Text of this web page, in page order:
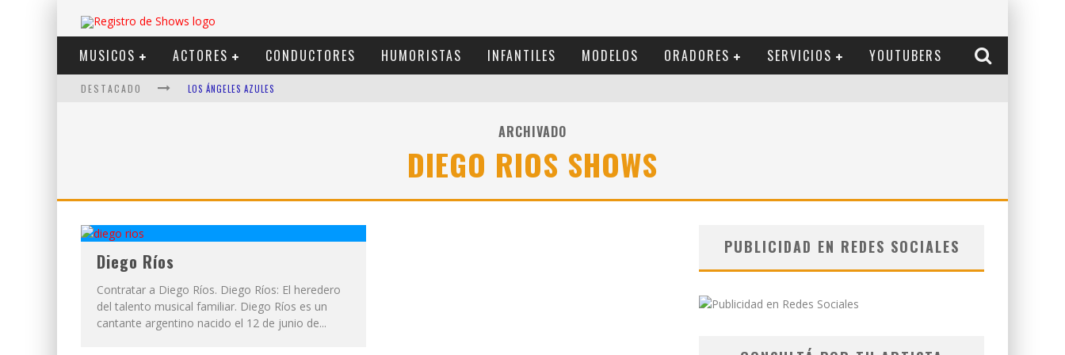
MUSICOS ACTORES CONDUCTORES HUMORISTAS INFANTILES MODELOS ORADORES SERVICIOS YOUTUBERS
DESTACADO LOS ÁNGELES AZULES
DUKI
ARCHIVADO
DIEGO RIOS SHOWS
Diego Ríos
Contratar a Diego Ríos. Diego Ríos: El heredero
del talento musical familiar. Diego Ríos es un
cantante argentino nacido el 12 de junio de...
PUBLICIDAD EN REDES SOCIALES